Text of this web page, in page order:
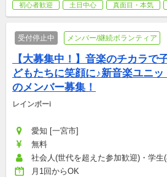
初心者歓迎 土日中心 真面目・本気
受付停止中 メンバー/継続ボランティア
【大募集中！】音楽のチカラで
どもたちに笑顔に♪新音楽ユニッ
のメンバー募集！
レインボーi
愛知 [一宮市]
無料
社会人(世代を超えた参加歓迎)・学
月1回からOK